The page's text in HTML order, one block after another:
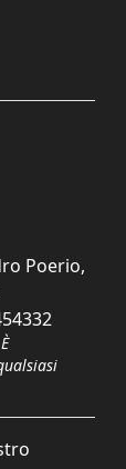
Poerio,